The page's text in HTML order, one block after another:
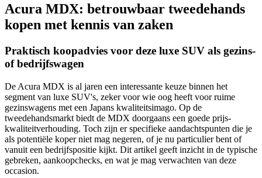
Acura MDX: betrouwbaar tweedehands
kopen met kennis van zaken
Praktisch koopadvies voor deze luxe SUV als gezins-
of bedrijfswagen
De Acura MDX is al jaren een interessante keuze binnen het
segment van luxe SUV's, zeker voor wie oog heeft voor ruime
gezinswagens met een Japans kwaliteitsimago. Op de
tweedehandsmarkt biedt de MDX doorgaans een goede prijs-
kwaliteitverhouding. Toch zijn er specifieke aandachtspunten die je
als potentiële koper niet mag negeren, of je nu particulier bent of
vanuit een bedrijfspositie kijkt. Dit artikel geeft inzicht in de typische
gebreken, aankoopchecks, en wat je mag verwachten van deze
occasion.